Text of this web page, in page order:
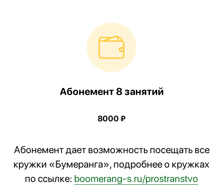
Абонемент 8 занятий
8000 ₽
Абонемент дает возможность посещать все
кружки «Бумеранга», подробнее о кружках
по ссылке: boomerang-s.ru/prostranstvo